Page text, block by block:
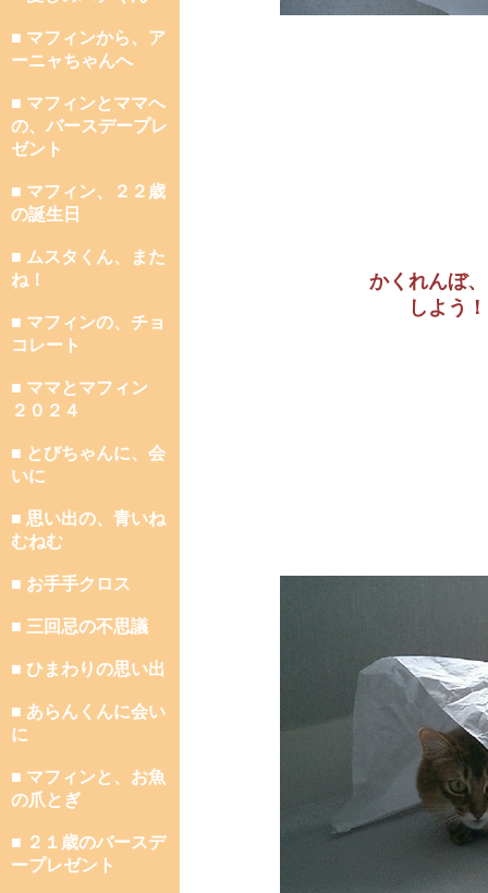
■ マフィンから、ア
ーニャちゃんへ
■ マフィンとママへ
の、バースデープレ
ゼント
■ マフィン、２２歳
の誕生日
■ ムスタくん、また
ね！
■ マフィンの、チョ
コレート
■ ママとマフィン
２０２４
■ とびちゃんに、会
いに
■ 思い出の、青いね
むねむ
■ お手手クロス
■ 三回忌の不思議
■ ひまわりの思い出
■ あらんくんに会い
に
■ マフィンと、お魚
の爪とぎ
■ ２１歳のバースデ
ープレゼント
かくれんぼ、
しよう！